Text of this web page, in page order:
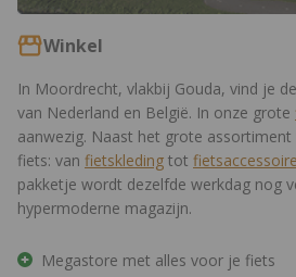
Winkel
In Moordrecht, vlakbij Gouda, vind je
van Nederland en België. In onze grote
aanwezig. Naast het grote
fiets: van fietskleding tot
pakketje wordt dezelfde werkdag nog
hypermoderne magazijn.
Megastore met alles voor je fiets